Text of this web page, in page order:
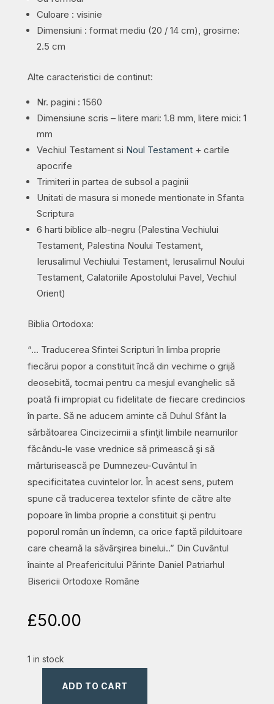
Culoare : visinie
Dimensiuni : format mediu (20 / 14 cm), grosime:
2.5 cm
Alte caracteristici de continut:
Nr. pagini : 1560
Dimensiune scris – litere mari: 1.8 mm, litere mici: 1
mm
Vechiul Testament si Noul Testament+ cartile
apocrife
Trimiteri in partea de subsol a paginii
Unitati de masura si monede mentionate in Sfanta
Scriptura
6 harti biblice alb-negru (Palestina Vechiului
Testament, Palestina Noului Testament,
Ierusalimul Vechiului Testament, Ierusalimul Noului
Testament, Calatoriile Apostolului Pavel, Vechiul
Orient)
Biblia Ortodoxa:
“… Traducerea Sfintei Scripturi în limba proprie
fiecărui popor a constituit încă din vechime o grijă
deosebită, tocmai pentru ca mesjul evanghelic să
poată fi impropiat cu fidelitate de fiecare credincios
în parte. Să ne aducem aminte că Duhul Sfânt la
sărbătoarea Cincizecimii a sfinţit limbile neamurilor
făcându-le vase vrednice să primească şi să
mărturisească pe Dumnezeu-Cuvântul în
specificitatea cuvintelor lor. În acest sens, putem
spune că traducerea textelor sfinte de către alte
popoare în limba proprie a constituit şi pentru
poporul român un îndemn, ca orice faptă pilduitoare
care cheamă la săvârşirea binelui..” Din Cuvântul
înainte al Preafericitului Părinte Daniel Patriarhul
Bisericii Ortodoxe Române
£50.00
1 in stock
ADD TO CART